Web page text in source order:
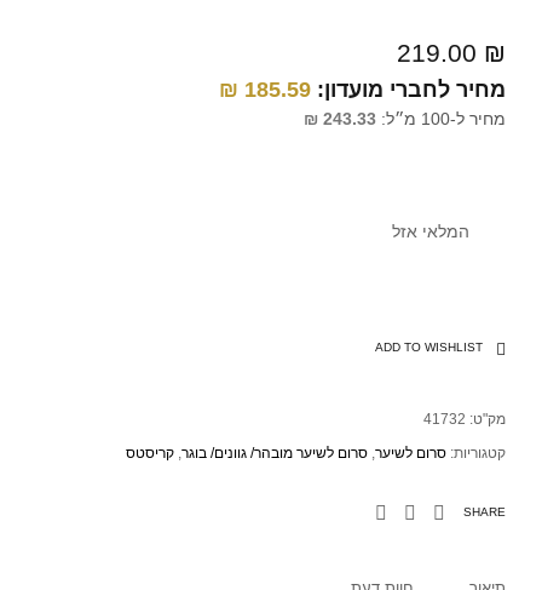
219.00 ₪
מחיר לחברי מועדון: 185.59
₪
מחיר ל-100 מ״ל: 243.33
₪
המלאי אזל
ADD TO WISHLIST
מק"ט: 41732
קטגוריות: סרום לשיער, סרום לשיער מובהר/ גוונים/ בוגר, קריסטס
SHARE